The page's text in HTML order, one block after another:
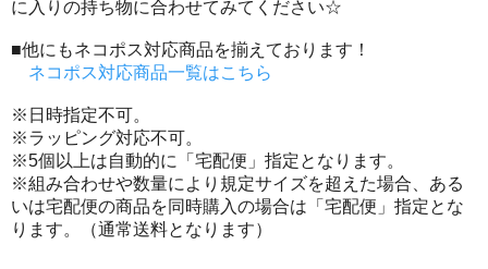
に入りの持ち物に合わせてみてください☆
■他にもネコポス対応商品を揃えております！
ネコポス対応商品一覧はこちら
※日時指定不可。
※ラッピング対応不可。
※5個以上は自動的に「宅配便」指定となります。
※組み合わせや数量により規定サイズを超えた場合、ある
いは宅配便の商品を同時購入の場合は「宅配便」指定とな
ります。（通常送料となります）